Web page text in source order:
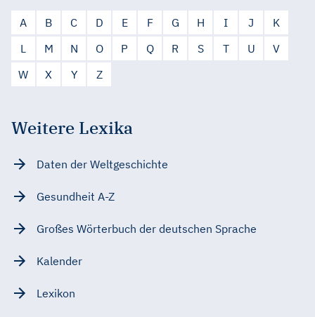
A B C D E F G H I J
K
L
M N O P Q R S T U
V
W
X Y Z
Weitere Lexika
Daten der Weltgeschichte
Gesundheit A-Z
Großes Wörterbuch der deutschen Sprache
Kalender
Lexikon